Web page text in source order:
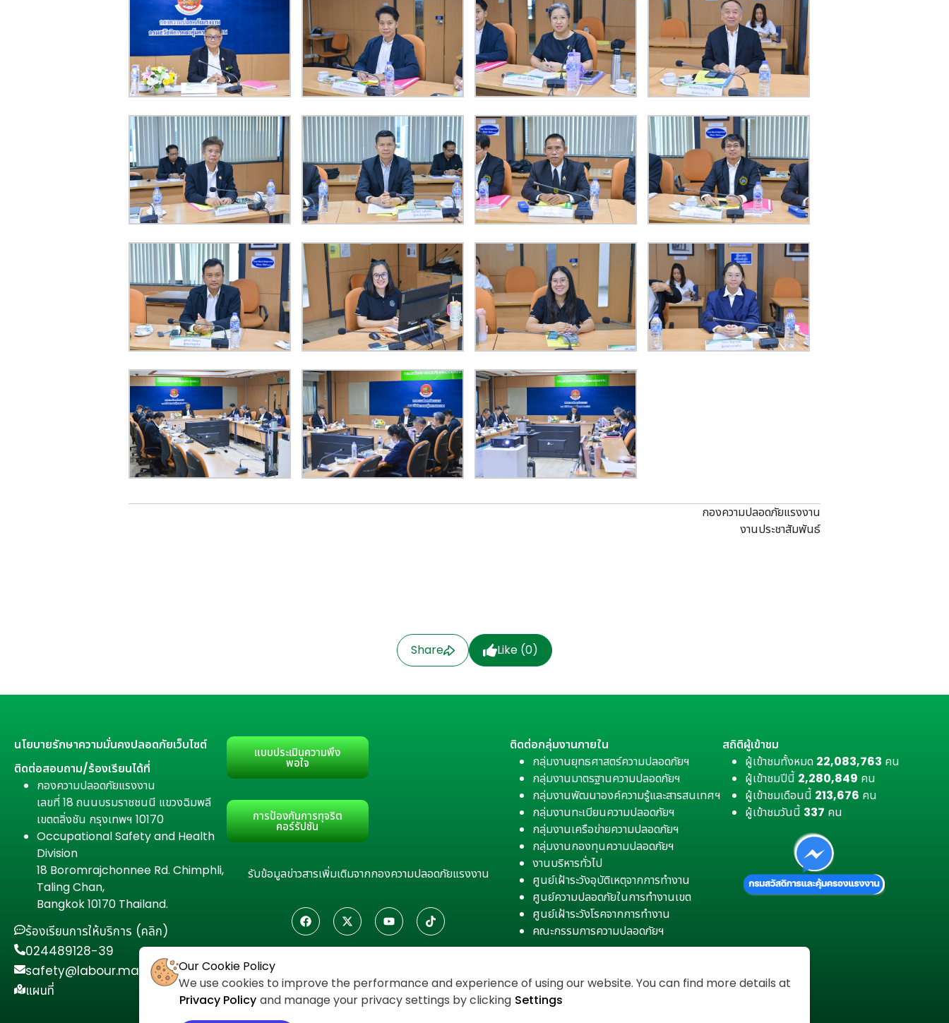
กองความปลอดภัยแรงงาน
งานประชาสัมพันธ์
Share Like (0)
นโยบายรักษาความมั่นคงปลอดภัยเว็บไซต์
ติดต่อสอบถาม/ร้องเรียนได้ที่
กองความปลอดภัยแรงงาน
เลขที่ 18 ถนนบรมราชชนนี แขวงฉิมพลี
เขตตลิ่งชัน กรุงเทพฯ 10170
Occupational Safety and Health
Division
18 Boromrajchonnee Rd. Chimphli,
Taling Chan,
Bangkok 10170 Thailand.
ร้องเรียนการให้บริการ (คลิก)
024489128-39
safety@labour.mail.go.th
แผนที่
แบบประเมินความพึง
พอใจ
การป้องกันการทุจริต
คอร์รัปชัน
รับข้อมูลข่าวสารเพิ่มเติมจากกองความปลอดภัยแรงงาน
ติดต่อกลุ่มงานภายใน
กลุ่มงานยุทธศาสตร์ความปลอดภัยฯ
กลุ่มงานมาตรฐานความปลอดภัยฯ
กลุ่มงานพัฒนาองค์ความรู้และสารสนเทศฯ
กลุ่มงานทะเบียนความปลอดภัยฯ
กลุ่มงานเครือข่ายความปลอดภัยฯ
กลุ่มงานกองทุนความปลอดภัยฯ
งานบริหารทั่วไป
ศูนย์เฝ้าระวังอุบัติเหตุจากการทำงาน
ศูนย์ความปลอดภัยในการทำงานเขต
ศูนย์เฝ้าระวังโรคจากการทำงาน
คณะกรรมการความปลอดภัยฯ
สถิติผู้เข้าชม
ผู้เข้าชมทั้งหมด 22,083,763 คน
ผู้เข้าชมปีนี้ 2,280,849 คน
ผู้เข้าชมเดือนนี้ 213,676 คน
ผู้เข้าชมวันนี้ 337 คน
Our Cookie Policy
We use cookies to improve the performance and experience of using our website. You can find more details at
Privacy Policy and manage your privacy settings by clicking Settings